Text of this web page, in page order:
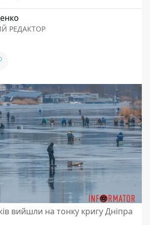
РЕДАКТОР
вийшли на тонку кригу Дніпра